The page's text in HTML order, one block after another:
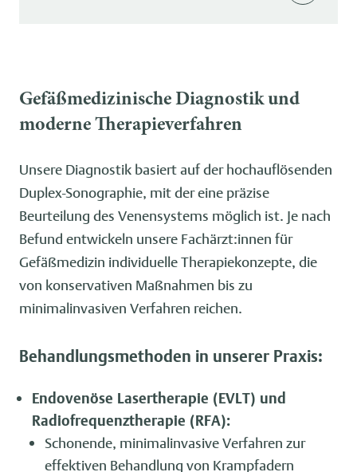
Gefäßmedizinische Diagnostik und
moderne Therapieverfahren
Unsere Diagnostik basiert auf der hochauflösenden
Duplex-Sonographie, mit der eine präzise
Beurteilung des Venensystems möglich ist. Je nach
Befund entwickeln unsere Fachärzt:innen für
Gefäßmedizin individuelle Therapiekonzepte, die
von konservativen Maßnahmen bis zu
minimalinvasiven Verfahren reichen.
Behandlungsmethoden in unserer Praxis:
Endovenöse Lasertherapie (EVLT) und
Radiofrequenztherapie (RFA):
Schonende, minimalinvasive Verfahren zur
effektiven Behandlung von Krampfadern